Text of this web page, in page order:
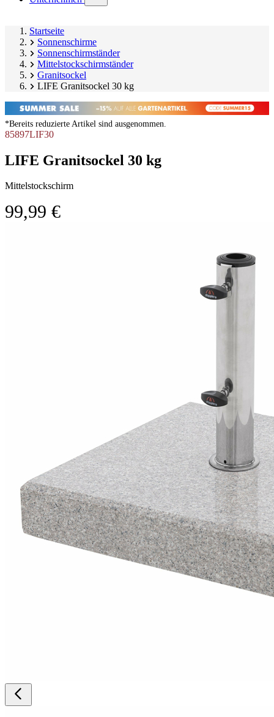
submenu)
Startseite
Sonnenschirme
Sonnenschirmständer
Mittelstockschirmständer
Granitsockel
LIFE Granitsockel 30 kg
*Bereits reduzierte Artikel sind ausgenommen.
85897LIF30
LIFE Granitsockel 30 kg
Mittelstockschirm
99,99 €